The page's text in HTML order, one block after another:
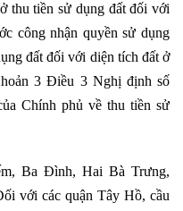
thu tiền sử dụng đất đối với
công nhận quyền sử dụng
đất đối với diện tích đất ở
3 Điều 3 Nghị định số
Chính phủ về thu tiền sử
Ba Đình, Hai Bà Trưng,
với các quận Tây Hồ, cầu